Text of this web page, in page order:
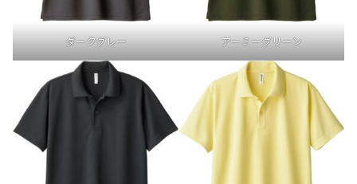
ダークグレー アーミーグリーン